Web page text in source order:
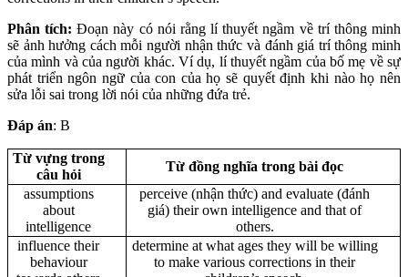
Phân tích: Đoạn này có nói rằng lí thuyết ngầm về trí thông minh
sẽ ảnh hưởng cách mỗi người nhận thức và đánh giá trí thông minh
của mình và của người khác. Ví dụ, lí thuyết ngầm của bố mẹ về sự
phát triển ngôn ngữ của con của họ sẽ quyết định khi nào họ nên
sửa lỗi sai trong lời nói của những đứa trẻ.
Đáp án: B
Từ vựng trong
câu hỏi
Từ đồng nghĩa trong bài đọc
assumptions
about
intelligence
perceive (nhận thức) and evaluate (đánh
giá) their own intelligence and that of
others.
influence their
behaviour
determine at what ages they will be willing
to make various corrections in their